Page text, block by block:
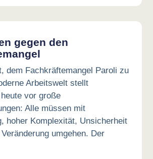
gegen den
dem Fachkräftemangel Paroli zu
Arbeitswelt stellt
vor große
Alle müssen mit
hoher Komplexität, Unsicherheit
umgehen. Der